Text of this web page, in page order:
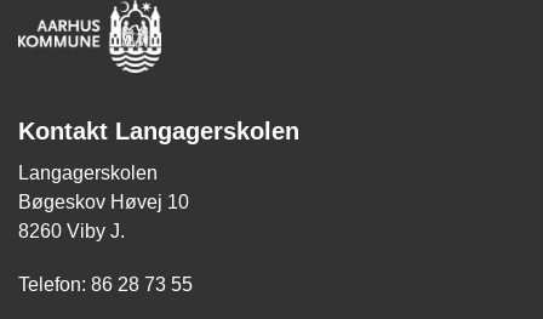
Kontakt Langagerskolen
Langagerskolen
Bøgeskov Høvej 10
8260 Viby J.
Telefon: 86 28 73 55